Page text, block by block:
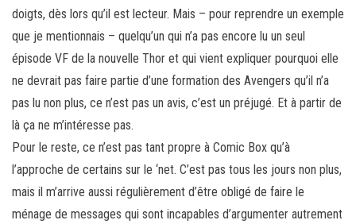
doigts, dès lors qu’il est lecteur. Mais – pour reprendre un exemple
que je mentionnais – quelqu’un qui n’a pas encore lu un seul
épisode VF de la nouvelle Thor et qui vient expliquer pourquoi elle
ne devrait pas faire partie d’une formation des Avengers qu’il n’a
pas lu non plus, ce n’est pas un avis, c’est un préjugé. Et à partir de
là ça ne m’intéresse pas.
Pour le reste, ce n’est pas tant propre à Comic Box qu’à
l’approche de certains sur le ‘net. C’est pas tous les jours non plus,
mais il m’arrive aussi régulièrement d’être obligé de faire le
ménage de messages qui sont incapables d’argumenter autrement